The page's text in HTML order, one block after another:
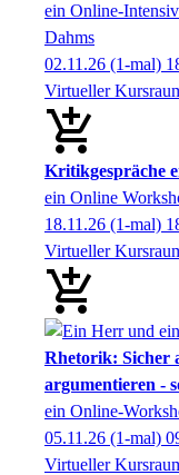
ein Online-
Dahms
02.11.26 (1-mal)
Virtueller
Kritikgespräche
ein Online
18.11.26 (1-mal)
Virtueller
Rhetorik: Sicher
argumentieren -
ein Online-
05.11.26 (1-mal)
Virtueller